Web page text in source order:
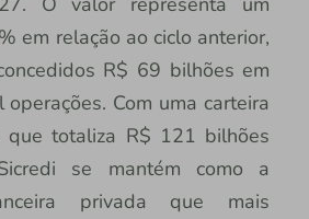
em relação ao ciclo anterior,
R$ 69 bilhões em
Com uma carteira
que totaliza R$ 121 bilhões
se mantém como a
privada que mais